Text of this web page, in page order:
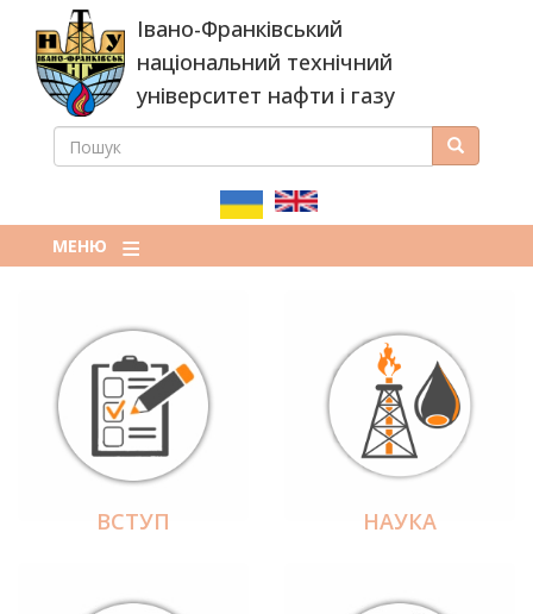
основного
вмісту
Івано-Франківський
національний технічний
університет нафти і газу
ПОШУКОВА
ПОШУК Пошук
МЕНЮ
ВСТУП НАУКА